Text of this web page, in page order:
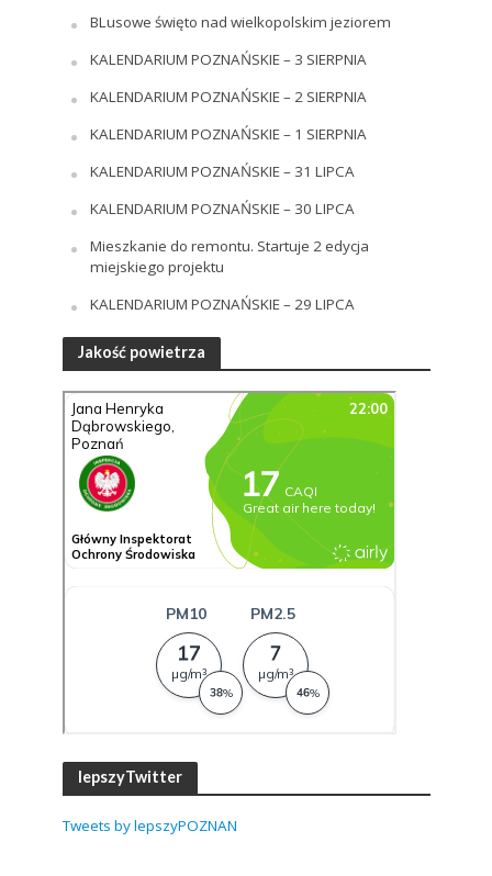
BLusowe święto nad wielkopolskim jeziorem
KALENDARIUM POZNAŃSKIE – 3 SIERPNIA
KALENDARIUM POZNAŃSKIE – 2 SIERPNIA
KALENDARIUM POZNAŃSKIE – 1 SIERPNIA
KALENDARIUM POZNAŃSKIE – 31 LIPCA
KALENDARIUM POZNAŃSKIE – 30 LIPCA
Mieszkanie do remontu. Startuje 2 edycja
miejskiego projektu
KALENDARIUM POZNAŃSKIE – 29 LIPCA
Jakość powietrza
lepszyTwitter
Tweets by lepszyPOZNAN